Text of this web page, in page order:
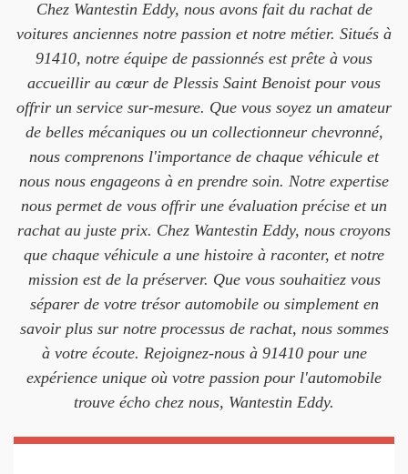
Chez Wantestin Eddy, nous avons fait du rachat de
voitures anciennes notre passion et notre métier. Situés à
91410, notre équipe de passionnés est prête à vous
accueillir au cœur de Plessis Saint Benoist pour vous
offrir un service sur-mesure. Que vous soyez un amateur
de belles mécaniques ou un collectionneur chevronné,
nous comprenons l'importance de chaque véhicule et
nous nous engageons à en prendre soin. Notre expertise
nous permet de vous offrir une évaluation précise et un
rachat au juste prix. Chez Wantestin Eddy, nous croyons
que chaque véhicule a une histoire à raconter, et notre
mission est de la préserver. Que vous souhaitiez vous
séparer de votre trésor automobile ou simplement en
savoir plus sur notre processus de rachat, nous sommes
à votre écoute. Rejoignez-nous à 91410 pour une
expérience unique où votre passion pour l'automobile
trouve écho chez nous, Wantestin Eddy.